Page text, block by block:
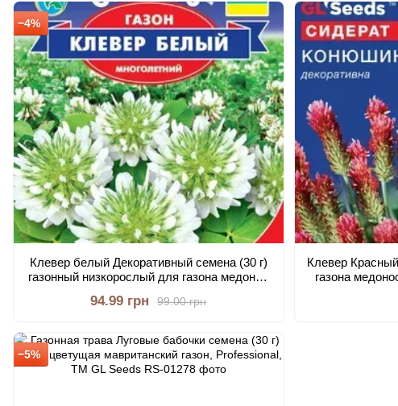
−4%
Клевер белый Декоративный семена (30 г)
газонный низкорослый для газона медонос
99.00 грн
94.99 грн
Клевер
газона
−5%